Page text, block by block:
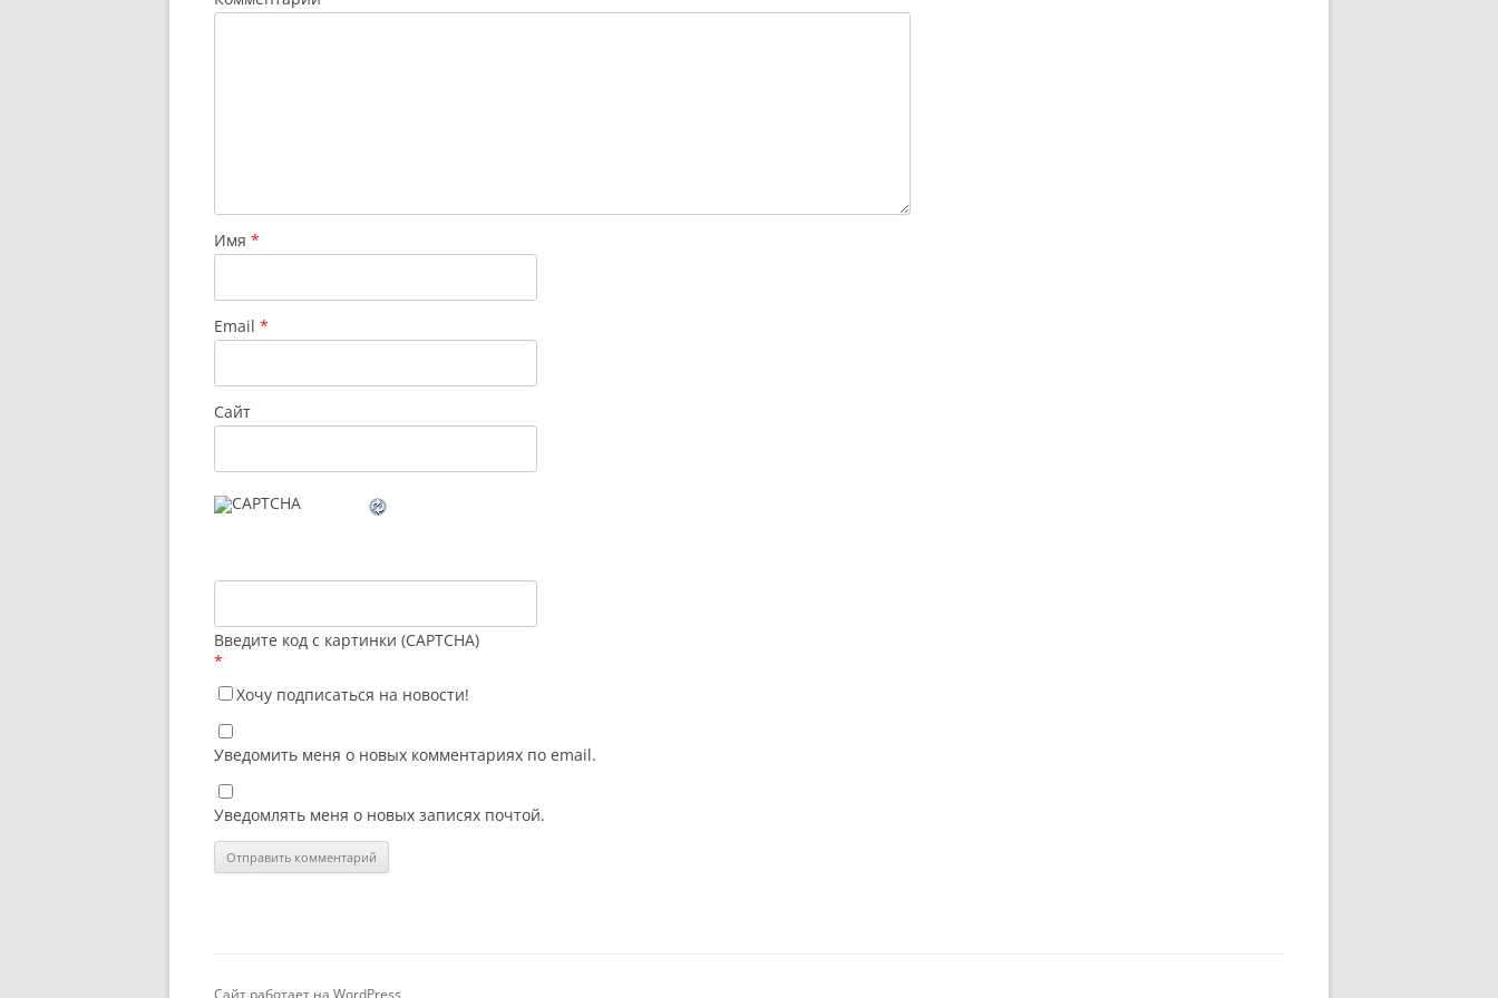
Имя *
Email *
Сайт
Введите код с картинки (CAPTCHA)
*
Хочу подписаться на новости!
Уведомить меня о новых комментариях по email.
Уведомлять меня о новых записях почтой.
Сайт работает на WordPress